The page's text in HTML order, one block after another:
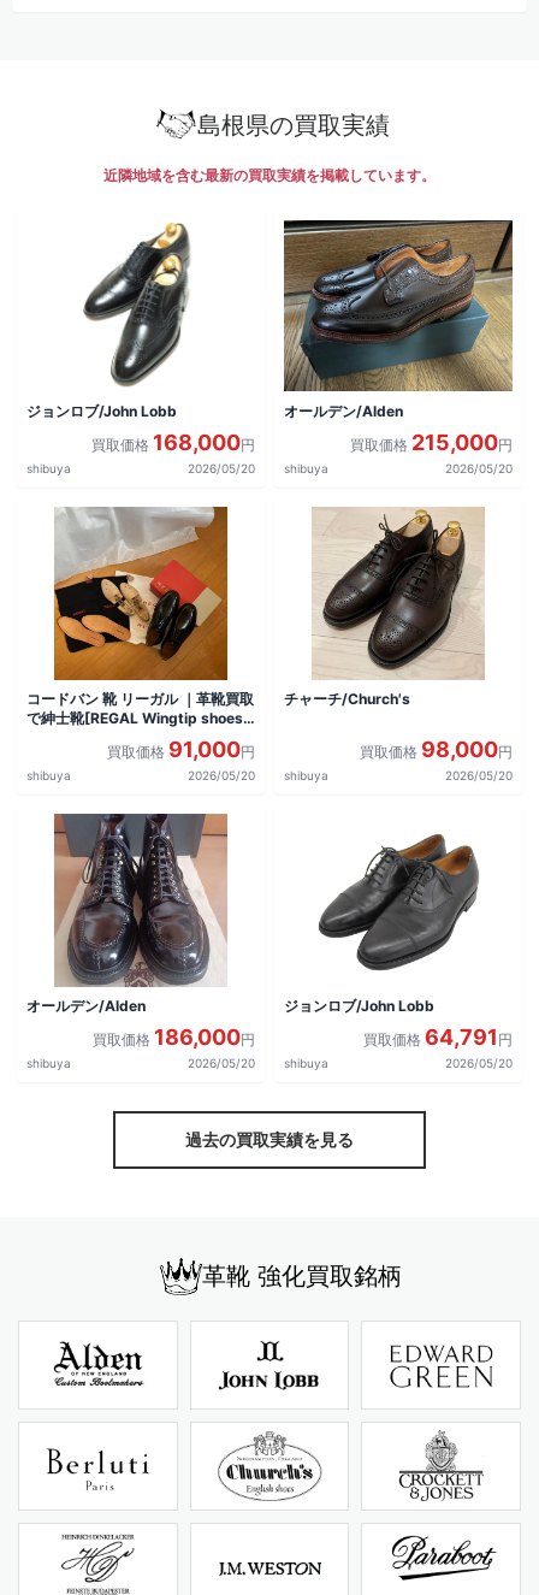
島根県の買取実績
近隣地域を含む最新の買取実績を掲載しています。
ジョンロブ/John Lobb
買取価格 168,000円
shibuya 2026/05/20
オールデン/Alden
買取価格 215,000円
shibuya 2026/05/20
コードバン 靴 リーガル ｜革靴買取
で紳士靴[REGAL Wingtip shoes]
買取価格 91,000円
shibuya 2026/05/20
チャーチ/Church's
買取価格 98,000円
shibuya 2026/05/20
オールデン/Alden
買取価格 186,000円
shibuya 2026/05/20
ジョンロブ/John Lobb
買取価格 64,791 円
shibuya 2026/05/20
過去の買取実績を見る
革靴 強化買取銘柄